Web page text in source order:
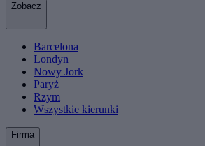
Zobacz
Barcelona
Londyn
Nowy Jork
Paryż
Rzym
Wszystkie kierunki
Firma